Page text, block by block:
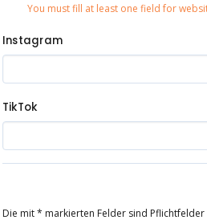
You must fill at least one field for
Instagram
TikTok
Die mit * markierten Felder sind Pflichtfelder